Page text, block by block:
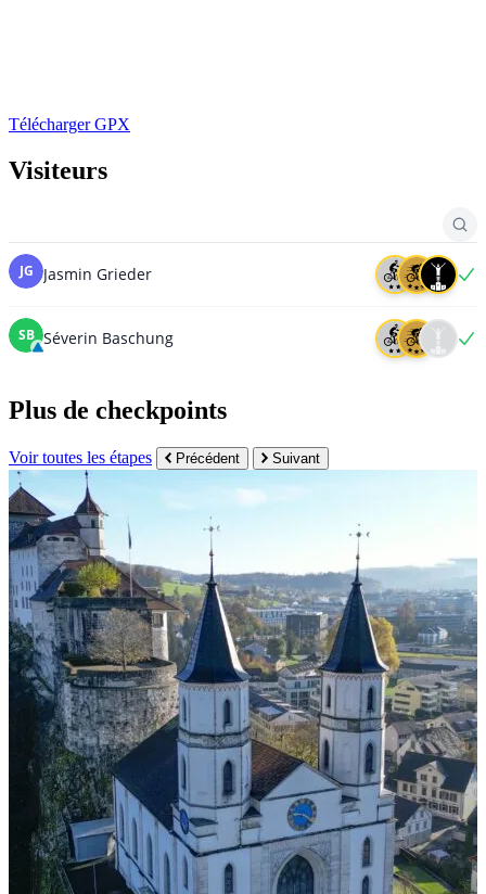
Télécharger GPX
Visiteurs
Plus de checkpoints
Voir toutes les étapes Précédent Suivant